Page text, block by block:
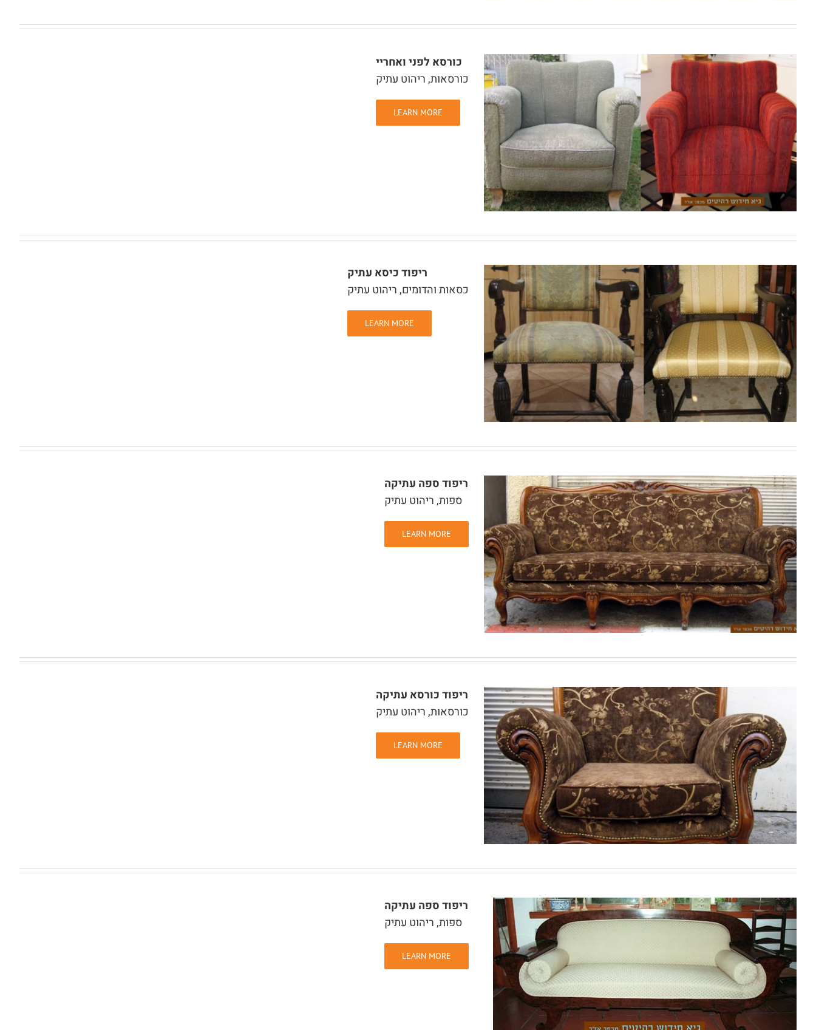
כורסא לפני ואחריי
כורסאות,ריהוט עתיק
LEARN MORE
ריפוד כיסא עתיק
כסאות והדומים,ריהוט עתיק
LEARN MORE
ריפוד ספה עתיקה
ספות,ריהוט עתיק
LEARN MORE
ריפוד כורסא עתיקה
כורסאות,ריהוט עתיק
LEARN MORE
ריפוד ספה עתיקה
ספות,ריהוט עתיק
LEARN MORE